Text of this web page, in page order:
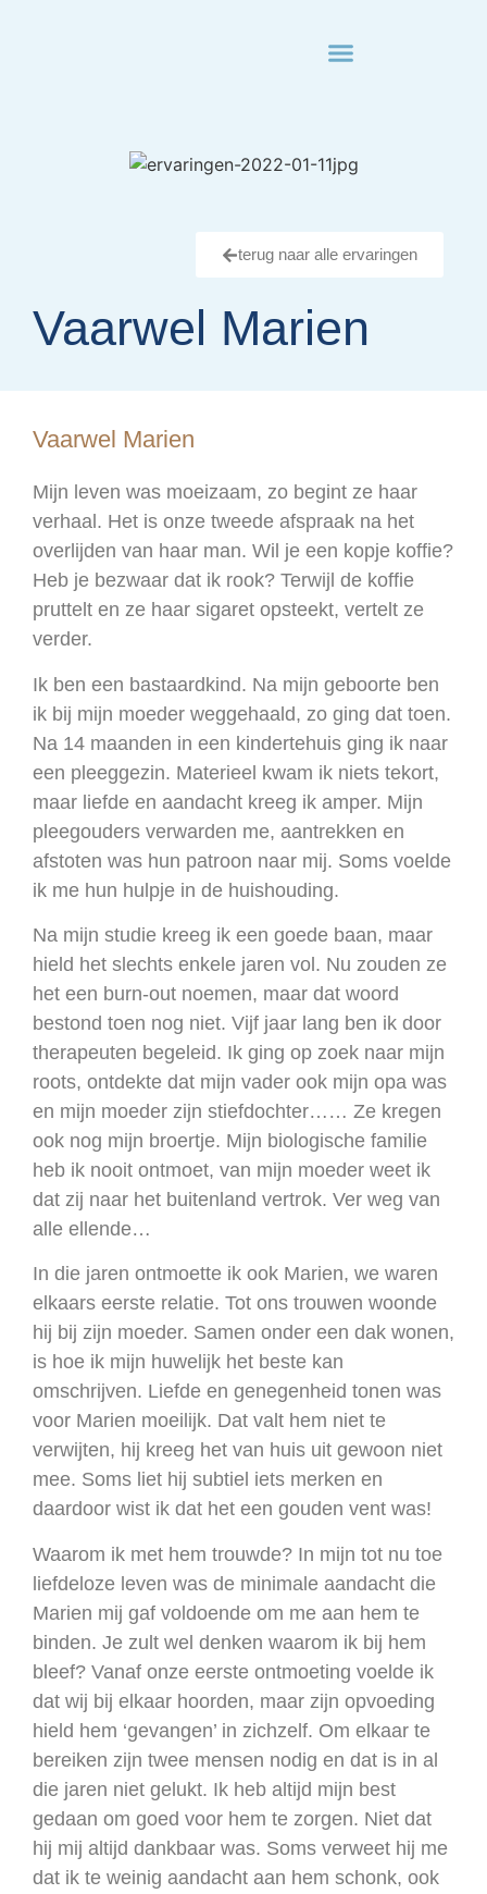
terug naar alle ervaringen
Vaarwel Marien
Vaarwel Marien
Mijn leven was moeizaam, zo begint ze haar
verhaal. Het is onze tweede afspraak na het
overlijden van haar man. Wil je een kopje koffie?
Heb je bezwaar dat ik rook? Terwijl de koffie
pruttelt en ze haar sigaret opsteekt, vertelt ze
verder.
Ik ben een bastaardkind. Na mijn geboorte ben
ik bij mijn moeder weggehaald, zo ging dat toen.
Na 14 maanden in een kindertehuis ging ik naar
een pleeggezin. Materieel kwam ik niets tekort,
maar liefde en aandacht kreeg ik amper. Mijn
pleegouders verwarden me, aantrekken en
afstoten was hun patroon naar mij. Soms voelde
ik me hun hulpje in de huishouding.
Na mijn studie kreeg ik een goede baan, maar
hield het slechts enkele jaren vol. Nu zouden ze
het een burn-out noemen, maar dat woord
bestond toen nog niet. Vijf jaar lang ben ik door
therapeuten begeleid. Ik ging op zoek naar mijn
roots, ontdekte dat mijn vader ook mijn opa was
en mijn moeder zijn stiefdochter…… Ze kregen
ook nog mijn broertje. Mijn biologische familie
heb ik nooit ontmoet, van mijn moeder weet ik
dat zij naar het buitenland vertrok. Ver weg van
alle ellende…
In die jaren ontmoette ik ook Marien, we waren
elkaars eerste relatie. Tot ons trouwen woonde
hij bij zijn moeder. Samen onder een dak wonen,
is hoe ik mijn huwelijk het beste kan
omschrijven. Liefde en genegenheid tonen was
voor Marien moeilijk. Dat valt hem niet te
verwijten, hij kreeg het van huis uit gewoon niet
mee. Soms liet hij subtiel iets merken en
daardoor wist ik dat het een gouden vent was!
Waarom ik met hem trouwde? In mijn tot nu toe
liefdeloze leven was de minimale aandacht die
Marien mij gaf voldoende om me aan hem te
binden. Je zult wel denken waarom ik bij hem
bleef? Vanaf onze eerste ontmoeting voelde ik
dat wij bij elkaar hoorden, maar zijn opvoeding
hield hem ‘gevangen’ in zichzelf. Om elkaar te
bereiken zijn twee mensen nodig en dat is in al
die jaren niet gelukt. Ik heb altijd mijn best
gedaan om goed voor hem te zorgen. Niet dat
hij mij altijd dankbaar was. Soms verweet hij me
dat ik te weinig aandacht aan hem schonk, ook